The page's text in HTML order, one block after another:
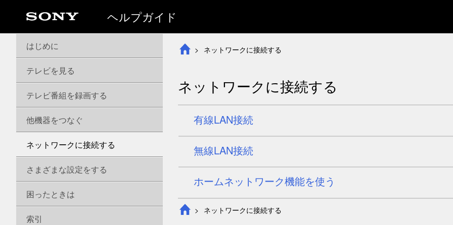
ヘルプガイド
ネットワークに接続する
ネットワークに接続する
有線LAN接続
無線LAN接続
ホームネットワーク機能を使う
ネットワークに接続する
はじめに
テレビを見る
テレビ番組を録画する
他機器をつなぐ
ネットワークに接続する
さまざまな設定をする
困ったときは
索引